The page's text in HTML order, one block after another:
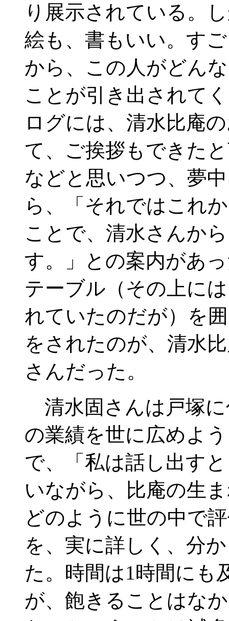
り展示されている。
絵も、書もいい。す
から、この人がどん
ことが引き出されて
ログには、清水比庵
て、ご挨拶もできた
などと思いつつ、夢
ら、「それではこれ
ことで、清水さんか
す。」との案内があ
テーブル（その上に
れていたのだが）を
をされたのが、清水
さんだった。
清水固さんは戸塚
の業績を世に広めよ
で、「私は話し出す
いながら、比庵の生
どのように世の中で
を、実に詳しく、分
た。時間は1時間にも
が、飽きることはな